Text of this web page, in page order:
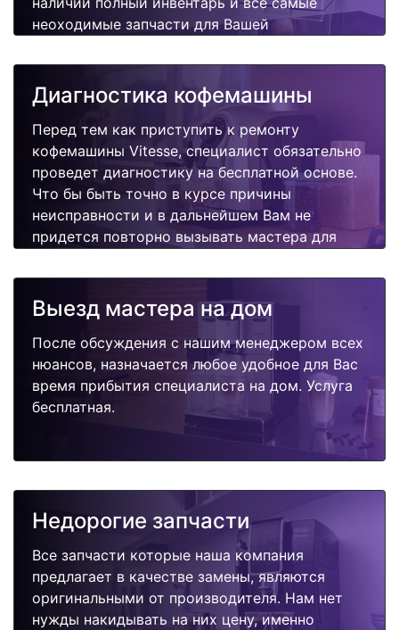
неоходимые запчасти для Вашей
качественно и недорого.
Диагностика кофемашины
Перед тем как приступить к ремонту
кофемашины Vitesse, специалист обязательно
проведет диагностику на бесплатной основе.
Что бы быть точно в курсе причины
неисправности и в дальнейшем Вам не
придется повторно вызывать мастера для
Выезд мастера на дом
После обсуждения с нашим менеджером всех
нюансов, назначается любое удобное для Вас
время прибытия специалиста на дом. Услуга
бесплатная.
Недорогие запчасти
Все запчасти которые наша компания
предлагает в качестве замены, являются
оригинальными от производителя. Нам нет
нужды накидывать на них цену, именно